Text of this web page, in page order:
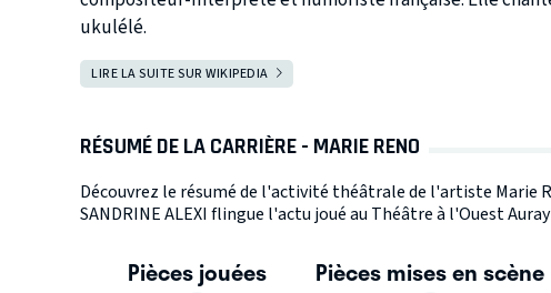
ukulélé.
LIRE LA SUITE SUR WIKIPEDIA
RÉSUMÉ DE LA CARRIÈRE - MARIE RENO
Découvrez le résumé de l'activité théâtrale de l'artiste Marie
SANDRINE ALEXI flingue l'actu joué au Théâtre à l'Ouest
Pièces jouées Pièces mises en scène